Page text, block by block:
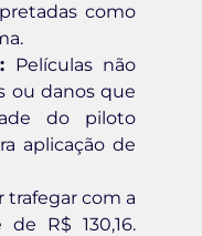
como
Películas não
ou danos que
do piloto
aplicação de
trafegar com a
R$ 130,16.